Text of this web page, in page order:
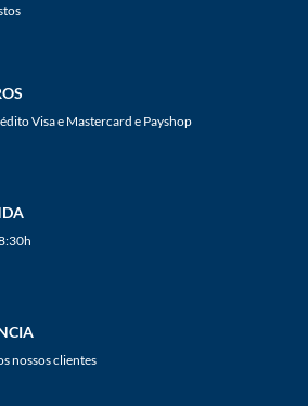
Visa e Mastercard e Payshop
nossos clientes